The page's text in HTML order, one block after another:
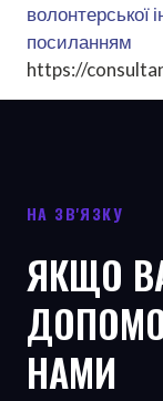
волонтерської
посиланням
https://
НА ЗВ'ЯЗКУ
ЯКЩО
НАМИ